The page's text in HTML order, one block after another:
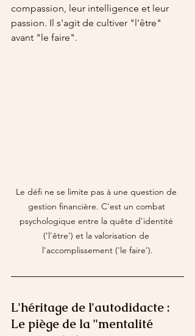
compassion, leur intelligence et leur
passion. Il s'agit de cultiver "l'être"
avant "le faire".
Le défi ne se limite pas à une question de
gestion financière. C'est un combat
psychologique entre la quête d'identité
('l'être') et la valorisation de
l'accomplissement ('le faire').
L'héritage de l'autodidacte :
Le piège de la "mentalité